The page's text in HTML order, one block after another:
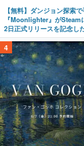
【無料】ダンジョン探索
『Moonlighter』が
2日正式リリースを記念し
4